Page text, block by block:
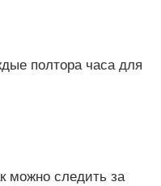
полтора часа для
можно следить за